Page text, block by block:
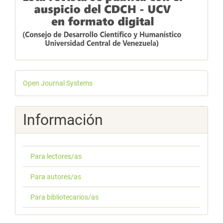
Desarrollado
por
Open Journal Systems
Información
Para lectores/as
Para autores/as
Para bibliotecarios/as